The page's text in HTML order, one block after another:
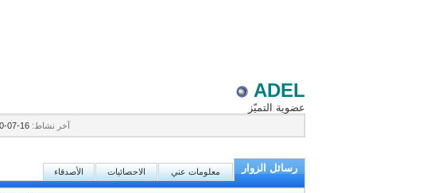
ADEL
عضوية التميّز
آخر نشاط: 16-07-2020
رسائل الزوار معلومات عني الاحصائيات الأصدقاء